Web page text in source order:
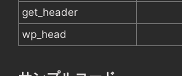
get_header
wp_head